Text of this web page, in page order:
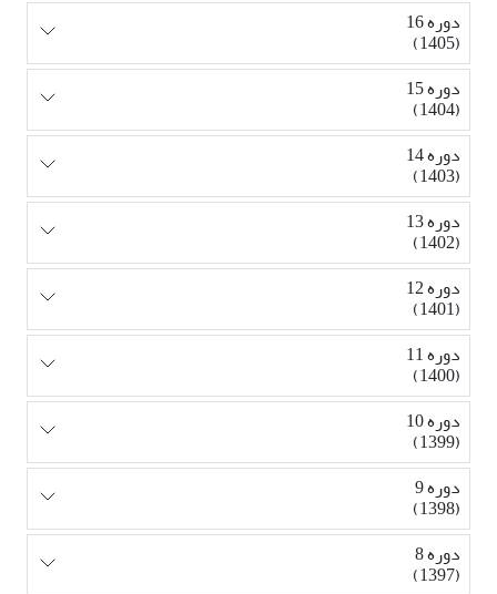
دوره 16
(1405)
دوره 15
(1404)
دوره 14
(1403)
دوره 13
(1402)
دوره 12
(1401)
دوره 11
(1400)
دوره 10
(1399)
دوره 9
(1398)
دوره 8
(1397)